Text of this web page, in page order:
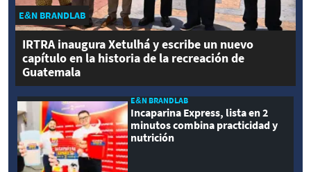
E&N BRANDLAB
IRTRA inaugura Xetulhá y escribe un nuevo
capítulo en la historia de la recreación de
Guatemala
E&N BRANDLAB
Incaparina Express, lista en 2
minutos combina practicidad y
nutrición